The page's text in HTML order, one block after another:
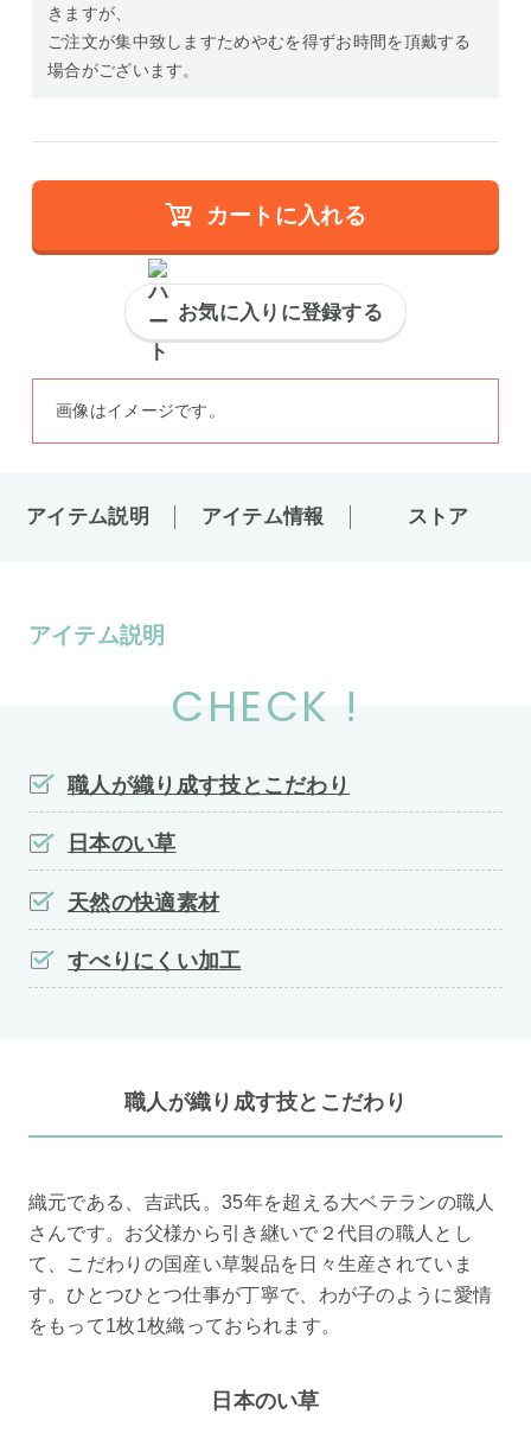
きますが、
ご注文が集中致しますためやむを得ずお時間を頂戴する
場合がございます。
カートに入れる
お気に入りに登録する
画像はイメージです。
アイテム説明 アイテム情報 ストア
アイテム説明
CHECK !
職人が織り成す技とこだわり
日本のい草
天然の快適素材
すべりにくい加工
職人が織り成す技とこだわり
織元である、吉武氏。35年を超える大ベテランの職人
さんです。お父様から引き継いで２代目の職人とし
て、こだわりの国産い草製品を日々生産されていま
す。ひとつひとつ仕事が丁寧で、わが子のように愛情
をもって1枚1枚織っておられます。
日本のい草